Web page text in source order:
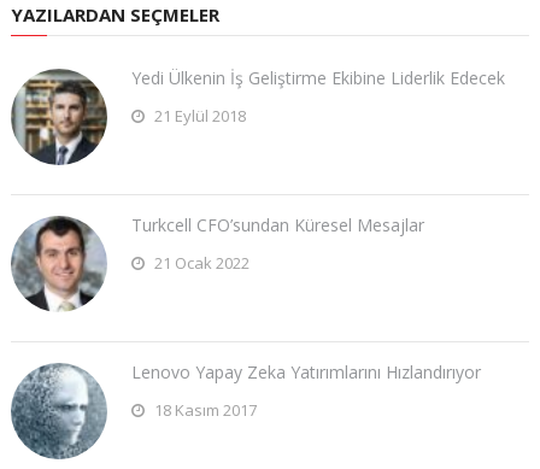
YAZILARDAN SEÇMELER
Yedi Ülkenin İş Geliştirme Ekibine Liderlik Edecek
21 Eylül 2018
Turkcell CFO’sundan Küresel Mesajlar
21 Ocak 2022
Lenovo Yapay Zeka Yatırımlarını Hızlandırıyor
18 Kasım 2017